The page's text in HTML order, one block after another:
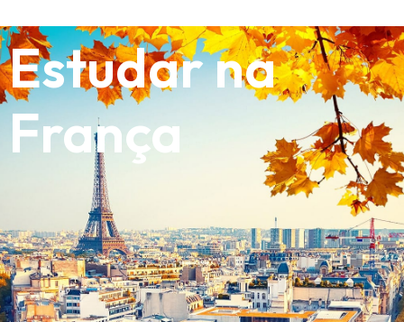
Estudar na
França